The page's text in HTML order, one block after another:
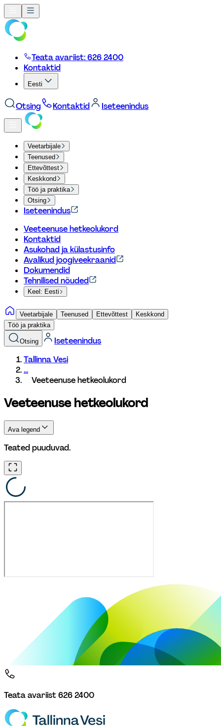
Teata avariist: 626 2400
Kontaktid
Eesti
Otsing Kontaktid Iseteenindus
Veetarbijale
Teenused
Ettevõttest
Keskkond
Töö ja praktika
Otsing
Iseteenindus
Veeteenuse hetkeolukord
Kontaktid
Asukohad ja külastusinfo
Avalikud joogiveekraanid
Dokumendid
Tehnilised nõuded
Keel: Eesti
Veetarbijale Teenused Ettevõttest
Keskkond
Töö ja praktika
Otsing
Iseteenindus
Tallinna Vesi
...
Veeteenuse hetkeolukord
Veeteenuse hetkeolukord
Ava legend
Avariiline katkestus
Mitteplaneeritud teenusekatkestus, mis on seotud
ootamatu rikkega ja mille kõrvaldamine on töös. Info on
Planeeritud ehitus- ja hooldustöö, millest teavitame
klienti 5 päeva ette. Info on nähtav ka Tallinna linna
Ehitustööd
Torustike ehitustööde ala.
Veepaak
Teated puuduvad.
Teata avariist626 2400